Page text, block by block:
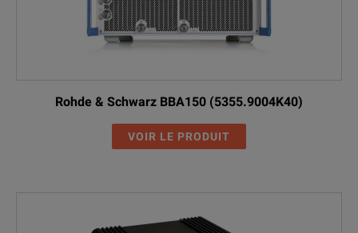
Rohde & Schwarz BBA150 (5355.9004K40)
VOIR LE PRODUIT